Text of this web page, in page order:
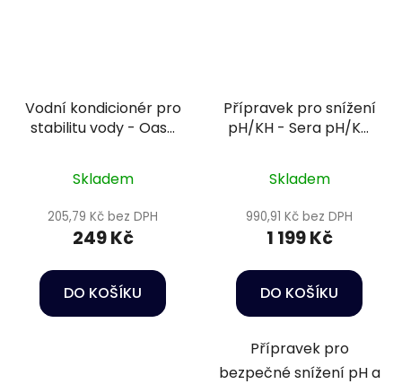
Vodní kondicionér pro
stabilitu vody - Oase
Skladem
205,79 Kč bez DPH
249 Kč
DO KOŠÍKU
Přípravek pro snížení
pH/KH - Sera pH/KH
Skladem
990,91 Kč bez DPH
1 199 Kč
DO KOŠÍKU
Přípravek pro
bezpečné snížení pH a